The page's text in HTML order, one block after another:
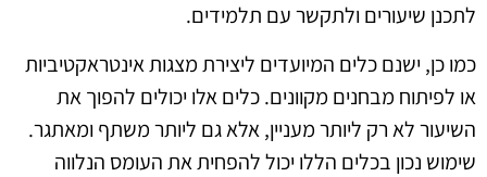
לתכנן שיעורים ולתקשר עם תלמידים.
כמו כן, ישנם כלים המיועדים ליצירת מצגות אינטראקטיביות
או לפיתוח מבחנים מקוונים. כלים אלו יכולים להפוך את
השיעור לא רק ליותר מעניין, אלא גם ליותר משתף ומאתגר.
שימוש נכון בכלים הללו יכול להפחית את העומס הנלווה